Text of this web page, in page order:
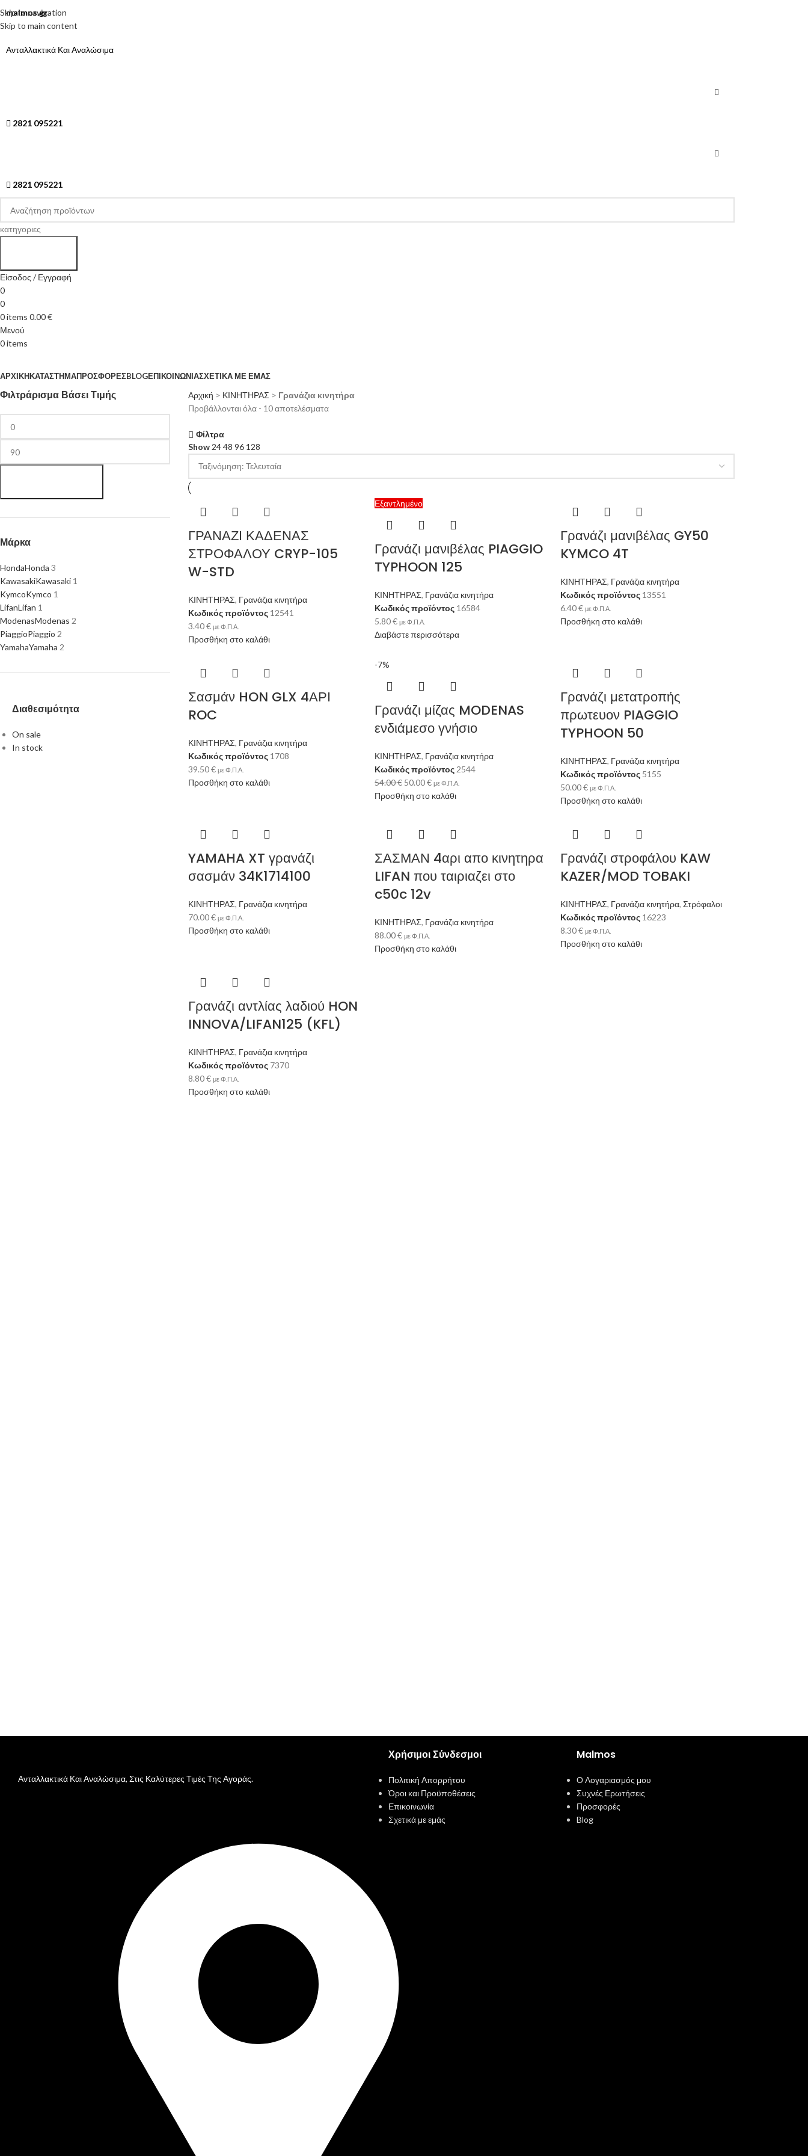
Skip to navigation
Skip to main content
malmos.gr
Ανταλλακτικά Και Αναλώσιμα
2821 095221
2821 095221
κατηγοριες
Είσοδος / Εγγραφή
0
0
0items 0.00€
Μενού
0items
ΑΡΧΙΚΉΚΑΤΆΣΤΗΜΑΠΡΟΣΦΟΡΈΣBLOGΕΠΙΚΟΙΝΩΝΊΑΣΧΕΤΙΚΆ ΜΕ ΕΜΆΣ
Φιλτράρισμα Βάσει Τιμής
Μάρκα
HondaHonda 3
KawasakiKawasaki 1
KymcoKymco 1
LifanLifan 1
ModenasModenas 2
PiaggioPiaggio 2
YamahaYamaha 2
Διαθεσιμότητα
On sale
In stock
Αρχική > ΚΙΝΗΤΗΡΑΣ > Γρανάζια κινητήρα
Προβάλλονται όλα - 10 αποτελέσματα
Φίλτρα
Show 2448 96 128
ΓΡΑΝΑΖΙ ΚΑΔΕΝΑΣ
ΣΤΡΟΦΑΛΟΥ CRYP-105
W-STD
ΚΙΝΗΤΗΡΑΣ, Γρανάζια κινητήρα
Κωδικός προϊόντος 12541
3.40€ με Φ.Π.Α.
Προσθήκη στο καλάθι
Εξαντλημένο
Γρανάζι μανιβέλας PIAGGIO
TYPHOON 125
ΚΙΝΗΤΗΡΑΣ, Γρανάζια κινητήρα
Κωδικός προϊόντος 16584
5.80€ με Φ.Π.Α.
Διαβάστε περισσότερα
Γρανάζι μανιβέλας GY50
KYMCO 4T
ΚΙΝΗΤΗΡΑΣ, Γρανάζια κινητήρα
Κωδικός προϊόντος 13551
6.40€ με Φ.Π.Α.
Προσθήκη στο καλάθι
Σασμάν HON GLX 4ΑΡΙ
ROC
ΚΙΝΗΤΗΡΑΣ, Γρανάζια κινητήρα
Κωδικός προϊόντος 1708
39.50€ με Φ.Π.Α.
Προσθήκη στο καλάθι
-7%
Γρανάζι μίζας MODENAS
ενδιάμεσο γνήσιο
ΚΙΝΗΤΗΡΑΣ, Γρανάζια κινητήρα
Κωδικός προϊόντος 2544
54.00€ 50.00€ με Φ.Π.Α.
Προσθήκη στο καλάθι
Γρανάζι μετατροπής
πρωτευον PIAGGIO
TYPHOON 50
ΚΙΝΗΤΗΡΑΣ, Γρανάζια κινητήρα
Κωδικός προϊόντος 5155
50.00€ με Φ.Π.Α.
Προσθήκη στο καλάθι
YAMAHA XT γρανάζι
σασμάν 34K1714100
ΚΙΝΗΤΗΡΑΣ, Γρανάζια κινητήρα
70.00€ με Φ.Π.Α.
Προσθήκη στο καλάθι
ΣΑΣΜΑΝ 4αρι απο κινητηρα
LIFAN που ταιριαζει στο
c50c 12v
ΚΙΝΗΤΗΡΑΣ, Γρανάζια κινητήρα
88.00€ με Φ.Π.Α.
Προσθήκη στο καλάθι
Γρανάζι στροφάλου KAW
KAZER/MOD TOBAKI
ΚΙΝΗΤΗΡΑΣ, Γρανάζια κινητήρα, Στρόφαλοι
Κωδικός προϊόντος 16223
8.30€ με Φ.Π.Α.
Προσθήκη στο καλάθι
Γρανάζι αντλίας λαδιού HON
INNOVA/LIFAN125 (KFL)
ΚΙΝΗΤΗΡΑΣ, Γρανάζια κινητήρα
Κωδικός προϊόντος 7370
8.80€ με Φ.Π.Α.
Προσθήκη στο καλάθι
Ανταλλακτικά Και Αναλώσιμα, Στις Καλύτερες Τιμές Της Αγοράς.
Χρήσιμοι Σύνδεσμοι
Πολιτική Απορρήτου
Όροι και Προϋποθέσεις
Επικοινωνία
Σχετικά με εμάς
Malmos
Ο Λογαριασμός μου
Συχνές Ερωτήσεις
Προσφορές
Blog